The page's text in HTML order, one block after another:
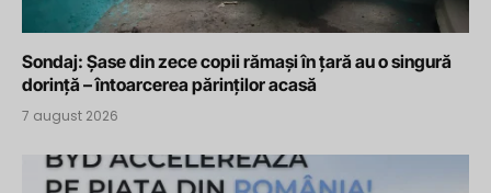
Sondaj: Șase din zece copii rămași în țară au o singură
dorință – întoarcerea părinților acasă
7 august 2026